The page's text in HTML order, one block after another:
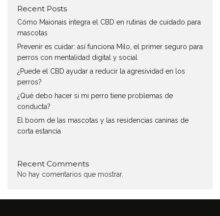
Recent Posts
Cómo Maionais integra el CBD en rutinas de cuidado para
mascotas
Prevenir es cuidar: así funciona Milo, el primer seguro para
perros con mentalidad digital y social
¿Puede el CBD ayudar a reducir la agresividad en los
perros?
¿Qué debo hacer si mi perro tiene problemas de
conducta?
El boom de las mascotas y las residencias caninas de
corta estancia
Recent Comments
No hay comentarios que mostrar.